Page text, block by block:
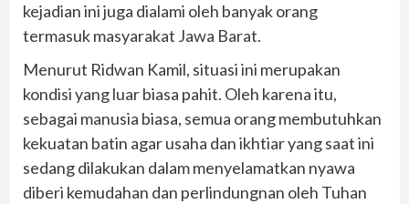
kejadian ini juga dialami oleh banyak orang
termasuk masyarakat Jawa Barat.
Menurut Ridwan Kamil, situasi ini merupakan
kondisi yang luar biasa pahit. Oleh karena itu,
sebagai manusia biasa, semua orang membutuhkan
kekuatan batin agar usaha dan ikhtiar yang saat ini
sedang dilakukan dalam menyelamatkan nyawa
diberi kemudahan dan perlindungnan oleh Tuhan